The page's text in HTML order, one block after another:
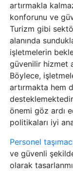
artırmakla
konforunu ve
Turizm gibi
alanında
işletmelerin
güvenilir hizmet
Böylece,
artırmakta hem
önemi göz ardı
politikaları iyi
Personel
ve güvenli
olarak